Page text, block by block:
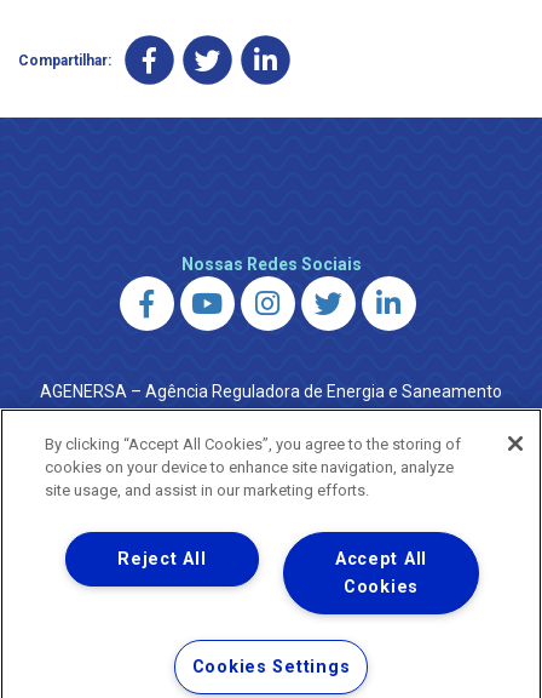
Compartilhar:
Nossas Redes Sociais
AGENERSA – Agência Reguladora de Energia e Saneamento
do Estado do Rio de Janeiro
0800 024 9040 · (21) 2332-6457 (WhatsApp) ·
ouvidoria@agenersa.rj.gov.br/ouvidoria.agenersa@gmail.com
·http://www.agenersa.rj.gov.br
Uma empresa
Copyright ® 2026 - Todos os Direitos Reservados.
Termos Gerais de Uso de Sites e Aplicativos
Política de Privacidade e Proteção de Dados
By clicking “Accept All Cookies”, you agree to the storing of
cookies on your device to enhance site navigation, analyze
site usage, and assist in our marketing efforts.
Accept All
Cookies
Reject All
Cookies Settings